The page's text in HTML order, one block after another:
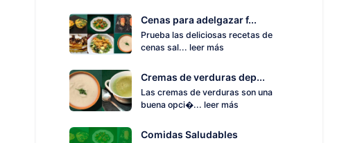
Cenas para adelgazar f...
Prueba las deliciosas recetas de
cenas sal... leer más
Cremas de verduras dep...
Las cremas de verduras son una
buena opci�... leer más
Comidas Saludables